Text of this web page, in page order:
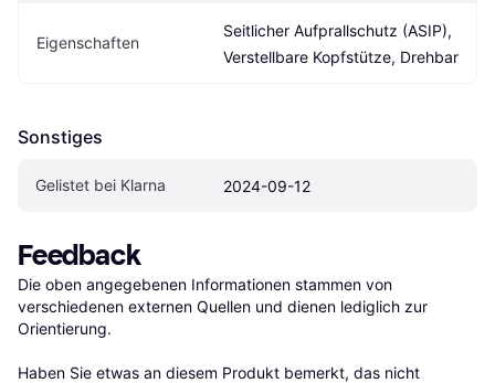
Eigen­schaften
Seitlicher Aufprallschutz (ASIP),
Verstellbare Kopfstütze, Drehbar
Sonstiges
Gelistet bei Klarna 2024-09-12
Feedback
Die oben angegebenen Informationen stammen von
verschiedenen externen Quellen und dienen lediglich zur
Orientierung.
Haben Sie etwas an diesem Produkt bemerkt, das nicht